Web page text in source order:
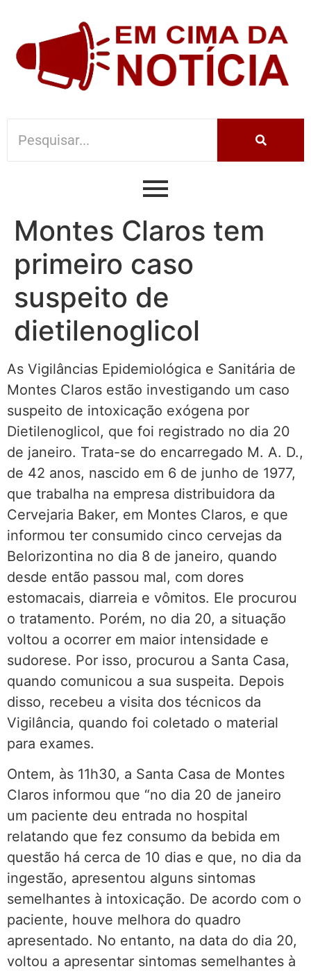
Montes Claros tem
primeiro caso
suspeito de
dietilenoglicol
As Vigilâncias Epidemiológica e Sanitária de
Montes Claros estão investigando um caso
suspeito de intoxicação exógena por
Dietilenoglicol, que foi registrado no dia 20
de janeiro. Trata-se do encarregado M. A. D.,
de 42 anos, nascido em 6 de junho de 1977,
que trabalha na empresa distribuidora da
Cervejaria Baker, em Montes Claros, e que
informou ter consumido cinco cervejas da
Belorizontina no dia 8 de janeiro, quando
desde então passou mal, com dores
estomacais, diarreia e vômitos. Ele procurou
o tratamento. Porém, no dia 20, a situação
voltou a ocorrer em maior intensidade e
sudorese. Por isso, procurou a Santa Casa,
quando comunicou a sua suspeita. Depois
disso, recebeu a visita dos técnicos da
Vigilância, quando foi coletado o material
para exames.
Ontem, às 11h30, a Santa Casa de Montes
Claros informou que “no dia 20 de janeiro
um paciente deu entrada no hospital
relatando que fez consumo da bebida em
questão há cerca de 10 dias e que, no dia da
ingestão, apresentou alguns sintomas
semelhantes à intoxicação. De acordo com o
paciente, houve melhora do quadro
apresentado. No entanto, na data do dia 20,
voltou a apresentar sintomas semelhantes à